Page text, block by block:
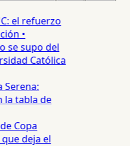
el refuerzo
•
se supo del
Católica
tabla de
Copa
deja el